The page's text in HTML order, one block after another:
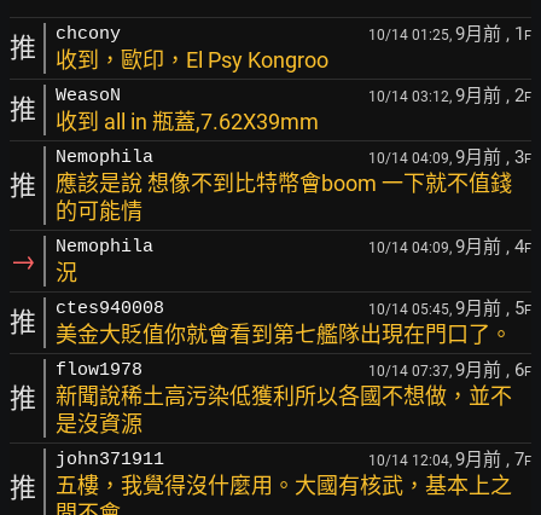
推 chcony 10/14 01:25, 9月前 , 1 F
收到，歐印，El Psy Kongroo
推 WeasoN 10/14 03:12, 9月前 , 2F
收到 all in 瓶蓋,7.62X39mm
推
Nemophila 10/14 04:09, 9月前 , 3F
應該是說 想像不到比特幣會boom 一下就不值錢
的可能情
→ Nemophila 10/14 04:09, 9月前 , 4F
況
推 ctes940008 10/14 05:45, 9月前 , 5F
美金大貶值你就會看到第七艦隊出現在門口了。
推
flow1978 10/14 07:37, 9月前 , 6F
新聞說稀土高污染低獲利所以各國不想做，並不
是沒資源
推
john371911 10/14 12:04, 9月前 , 7F
五樓，我覺得沒什麼用。大國有核武，基本上之